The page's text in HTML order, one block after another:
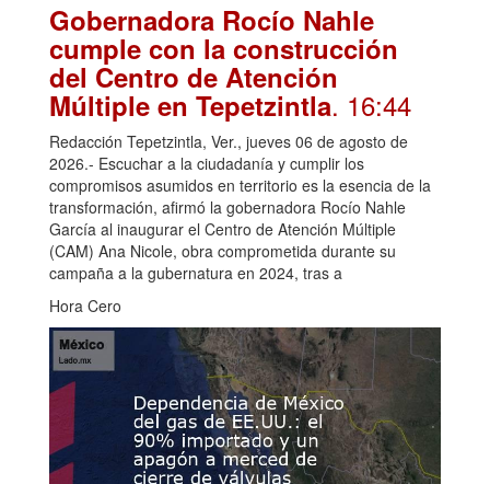
Gobernadora Rocío Nahle
cumple con la construcción
del Centro de Atención
Múltiple en Tepetzintla. 16:44
Redacción Tepetzintla, Ver., jueves 06 de agosto de
2026.- Escuchar a la ciudadanía y cumplir los
compromisos asumidos en territorio es la esencia de la
transformación, afirmó la gobernadora Rocío Nahle
García al inaugurar el Centro de Atención Múltiple
(CAM) Ana Nicole, obra comprometida durante su
campaña a la gubernatura en 2024, tras a
Hora Cero